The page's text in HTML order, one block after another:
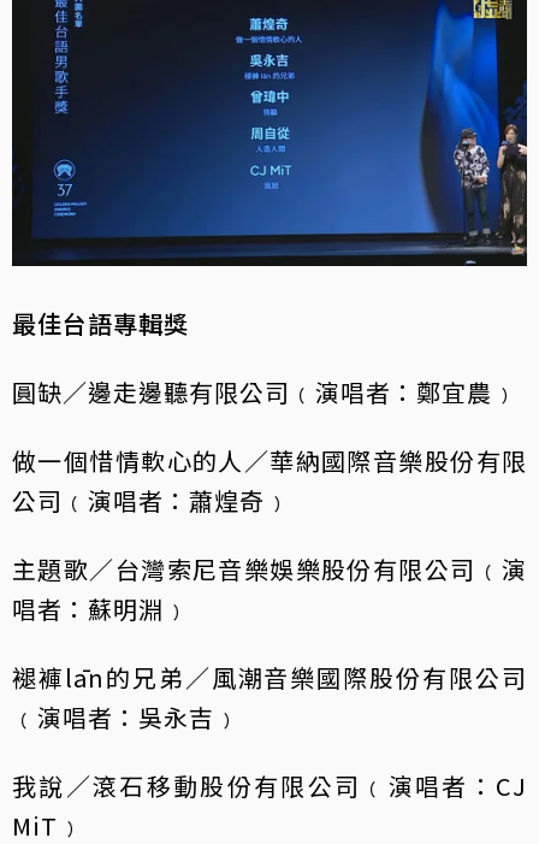
最佳台語專輯獎
圓缺／邊走邊聽有限公司﹙演唱者：鄭宜農﹚
做一個惜情軟心的人／華納國際音樂股份有限
公司﹙演唱者：蕭煌奇﹚
主題歌／台灣索尼音樂娛樂股份有限公司﹙演
唱者：蘇明淵﹚
褪褲lān的兄弟／風潮音樂國際股份有限公司
﹙演唱者：吳永吉﹚
我說／滾石移動股份有限公司﹙演唱者：CJ
MiT﹚